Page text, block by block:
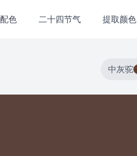
色 二十四节气 提取颜色
中灰驼